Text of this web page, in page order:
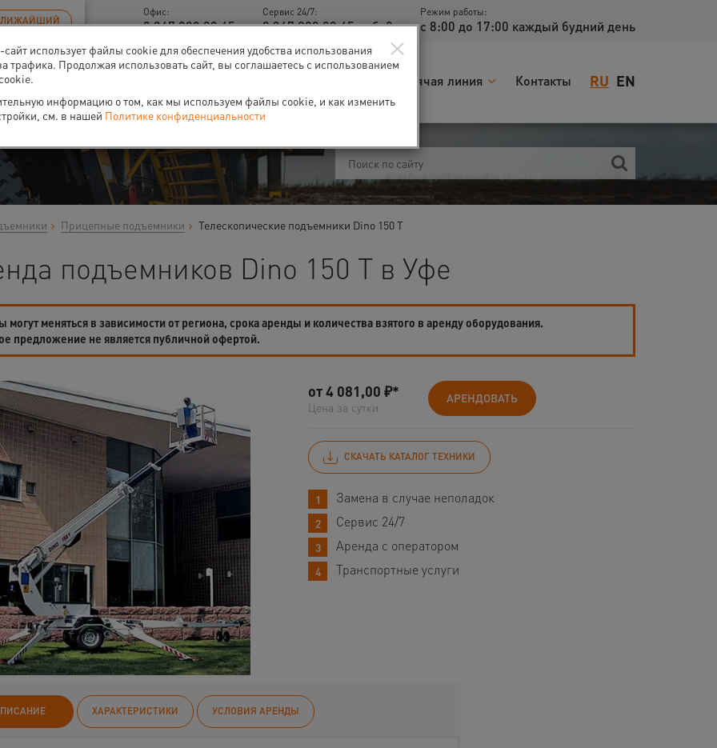
Офис:
8 347 200 93 45
Сервис 24/7:
8 347 200 93 45 доб. 2
Режим работы:
с 8:00 до 17:00 каждый будний день
RU EN
Горячая линия Контакты
Прицепные подъемники Телескопические подъемники Dino 150 T
подъемников Dino 150 T в Уфе
могут меняться в зависимости от региона, срока аренды и количества взятого в аренду оборудования.
предложение не является публичной офертой.
от4 081,00 ₽*
Цена за сутки
АРЕНДОВАТЬ
СКАЧАТЬ КАТАЛОГ ТЕХНИКИ
Замена в случае неполадок
Сервис 24/7
Аренда с оператором
Транспортные услуги
ХАРАКТЕРИСТИКИ УСЛОВИЯ АРЕНДЫ
×
сайт использует файлы cookie для обеспечения удобства использования
трафика. Продолжая использовать сайт, вы соглашаетесь с использованием
информацию о том, как мы используем файлы cookie, и как изменить
см. в нашей Политике конфиденциальности